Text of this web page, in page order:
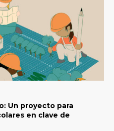
Un proyecto para
en clave de